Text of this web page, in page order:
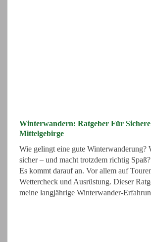
Winterwandern: Ratgeber Für
Mittelgebirge
Wie gelingt eine gute Winterwanderung?
sicher – und macht trotzdem richtig
Es kommt darauf an. Vor allem auf
Wettercheck und Ausrüstung. Dieser
meine langjährige Winterwander-